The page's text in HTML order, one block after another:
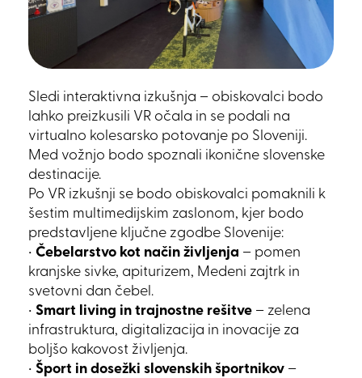
Sledi interaktivna izkušnja – obiskovalci bodo
lahko preizkusili VR očala in se podali na
virtualno kolesarsko potovanje po Sloveniji.
Med vožnjo bodo spoznali ikonične slovenske
destinacije.
Po VR izkušnji se bodo obiskovalci pomaknili k
šestim multimedijskim zaslonom, kjer bodo
predstavljene ključne zgodbe Slovenije:
• Čebelarstvo kot način življenja – pomen
kranjske sivke, apiturizem, Medeni zajtrk in
svetovni dan čebel.
• Smart living in trajnostne rešitve – zelena
infrastruktura, digitalizacija in inovacije za
boljšo kakovost življenja.
• Šport in dosežki slovenskih športnikov –